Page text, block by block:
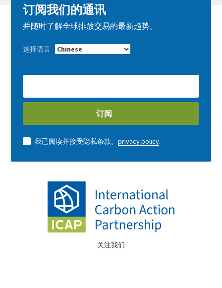
关注我们
订阅我们的通讯
并随时了解全球排放交易的最新趋势。
选择语言
E-
address
订阅
我已阅读并接受隐私条款。 privacy policy.